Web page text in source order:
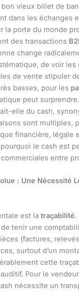
vieux billet de
dans les échanges
la porte du monde
des transactions
change
de voir les
de vente stipuler
basses, pour les
peut
elle du cash,
sont multiples,
financière, légale
le cash est
entre
: Une Nécessité
est la traçabilité.
tenir une
(factures,
surtout d’un
cette
Pour le
nécessite un